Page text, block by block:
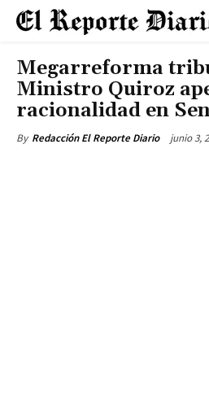
Megarreforma
Ministro Quiroz
racionalidad en
By Redacción El Reporte Diario junio 3,